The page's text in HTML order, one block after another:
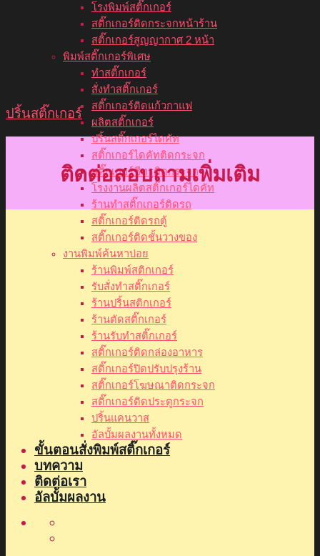
โรงพิมพ์สติ๊กเกอร์
สติ๊กเกอร์ติดกระจกหน้าร้าน
สติ๊กเกอร์สูญญากาศ 2 หน้า
พิมพ์สติ๊กเกอร์พิเศษ
ทำสติ๊กเกอร์
สั่งทำสติ๊กเกอร์
สติ๊กเกอร์ติดแก้วกาแฟ
ผลิตสติ๊กเกอร์
ปริ้นสติ๊กเกอร์ไดคัท
สติ๊กเกอร์ไดคัทติดกระจก
สติ๊กเกอร์ซีทรูติดกระจก
โรงงานผลิตสติ๊กเกอร์ไดคัท
ร้านทำสติ๊กเกอร์ติดรถ
สติ๊กเกอร์ติดรถตู้
สติ๊กเกอร์ติดชั้นวางของ
งานพิมพ์ค้นหาบ่อย
ร้านพิมพ์สติกเกอร์
รับสั่งทำสติ๊กเกอร์
ร้านปริ้นสติกเกอร์
ร้านตัดสติ๊กเกอร์
ร้านรับทำสติ๊กเกอร์
สติ๊กเกอร์ติดกล่องอาหาร
สติ๊กเกอร์ปิดปรับปรุงร้าน
สติ๊กเกอร์โฆษณาติดกระจก
สติ๊กเกอร์ติดประตูกระจก
ปริ้นแคนวาส
อัลบั้มผลงานทั้งหมด
ขั้นตอนสั่งพิมพ์สติ๊กเกอร์
บทความ
ติดต่อเรา
อัลบั้มผลงาน
ปริ้นสติ๊กเกอร์
ติดต่อสอบถามเพิ่มเติม